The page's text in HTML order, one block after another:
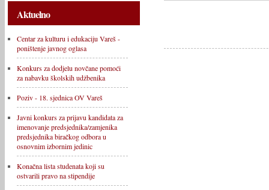
Aktuelno
Centar za kulturu i edukaciju Vareš -
poništenje javnog oglasa
Konkurs za dodjelu novčane pomoći
za nabavku školskih udžbenika
Poziv - 18. sjednica OV Vareš
Javni konkurs za prijavu kandidata za
imenovanje predsjednika/zamjenika
predsjednika biračkog odbora u
osnovnim izbornim jedinic
Konačna lista studenata koji su
ostvarili pravo na stipendije